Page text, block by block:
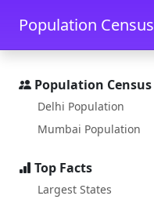
Skip to main content
Population Census
Population Census
Delhi Population
Mumbai Population
Top Facts
Largest States